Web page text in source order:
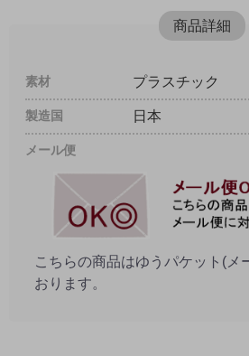
商品詳細
素材 プラスチック
製造国 日本
メール便
こちらの商品はゆうパケット(メ
おります。